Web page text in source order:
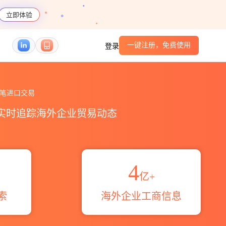
立即体验
登录 一键注册，免费使用
进口交易
时追踪海外企业贸易动态
4亿+
海外企业工商信息